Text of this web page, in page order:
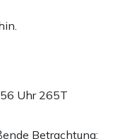
Uhr 265T
Betrachtung: